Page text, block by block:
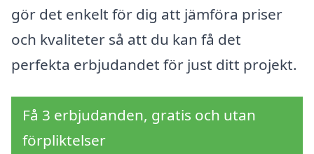
gör det enkelt för dig att jämföra priser
och kvaliteter så att du kan få det
perfekta erbjudandet för just ditt projekt.
Få 3 erbjudanden, gratis och utan
förpliktelser